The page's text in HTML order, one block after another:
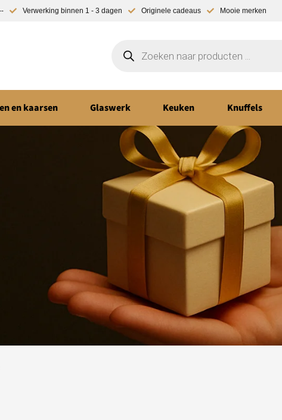
Verwerking binnen 1 - 3 dagen Originele cadeaus Mooie merken
en kaarsen Glaswerk Keuken Knuffels